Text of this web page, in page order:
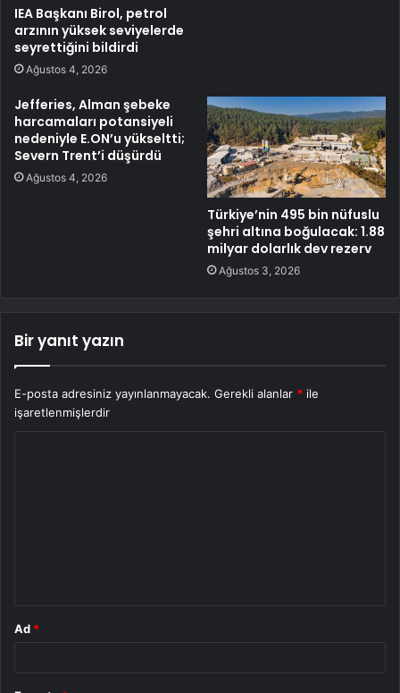
IEA Başkanı Birol, petrol
arzının yüksek seviyelerde
seyrettiğini bildirdi
Ağustos 4, 2026
Jefferies, Alman şebeke
harcamaları potansiyeli
nedeniyle E.ON’u yükseltti;
Severn Trent’i düşürdü
Ağustos 4, 2026
Türkiye’nin 495 bin nüfuslu
şehri altına boğulacak: 1.88
milyar dolarlık dev rezerv
Ağustos 3, 2026
Bir yanıt yazın
E-posta adresiniz yayınlanmayacak. Gerekli alanlar * ile
işaretlenmişlerdir
Ad *